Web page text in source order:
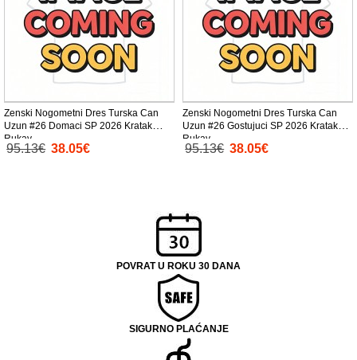
Zenski Nogometni Dres Turska Can
Uzun #26 Domaci SP 2026 Kratak
Rukav
95.13€ 38.05€
Zenski Nogometni Dres Turska Can
Uzun #26 Gostujuci SP 2026 Kratak
Rukav
95.13€ 38.05€
POVRAT U ROKU 30 DANA
SIGURNO PLAĆANJE